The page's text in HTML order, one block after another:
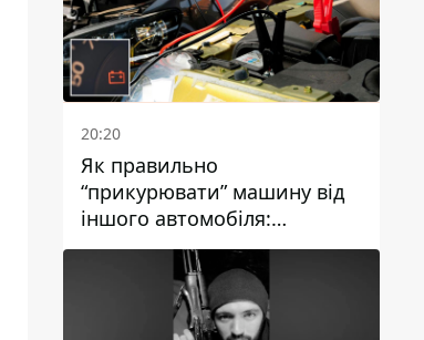
20:20
Як правильно
“прикурювати” машину від
іншого автомобіля:
інструкція для водіїв